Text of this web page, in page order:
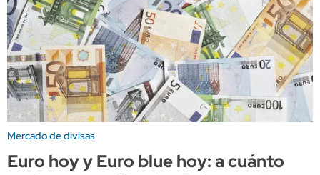
Mercado de divisas
Euro hoy y Euro blue hoy: a cuánto